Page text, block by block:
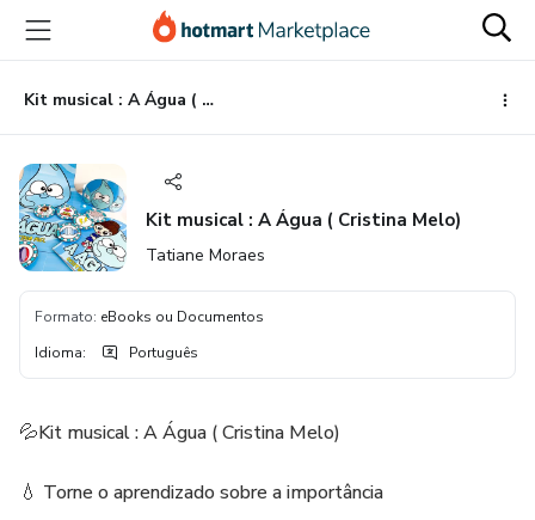
para
conteúdo
principal
para
pagamento
para
rodapé
Kit musical : A Água ( Cristina Melo)
Kit musical : A Água ( Cristina Melo)
Tatiane Moraes
Formato: eBooks ou Documentos
Idioma: Português
💦Kit musical : A Água ( Cristina Melo)
💧 Torne o aprendizado sobre a importância